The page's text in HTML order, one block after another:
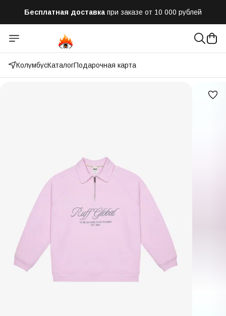
Бесплатная доставка при заказе от 10 000 рублей
Отправим заказ в течении часа после оформления
Оплатим до 50% доставки
КолумбусКаталогПодарочная карта